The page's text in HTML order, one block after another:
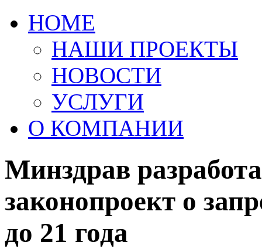
HOME
НАШИ ПРОЕКТЫ
НОВОСТИ
УСЛУГИ
О КОМПАНИИ
Минздрав
законопроект о
до 21 года